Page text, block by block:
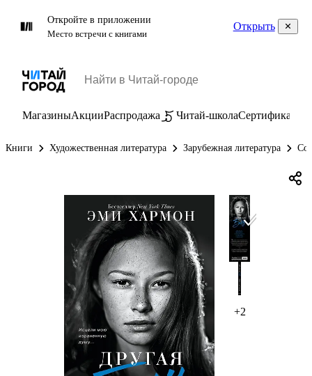
Откройте в приложении
Место встречи с книгами
Открыть
МагазиныАкцииРаспродажа Читай-школаСертификаты
Книги Художественная литература Зарубежная литература
+2